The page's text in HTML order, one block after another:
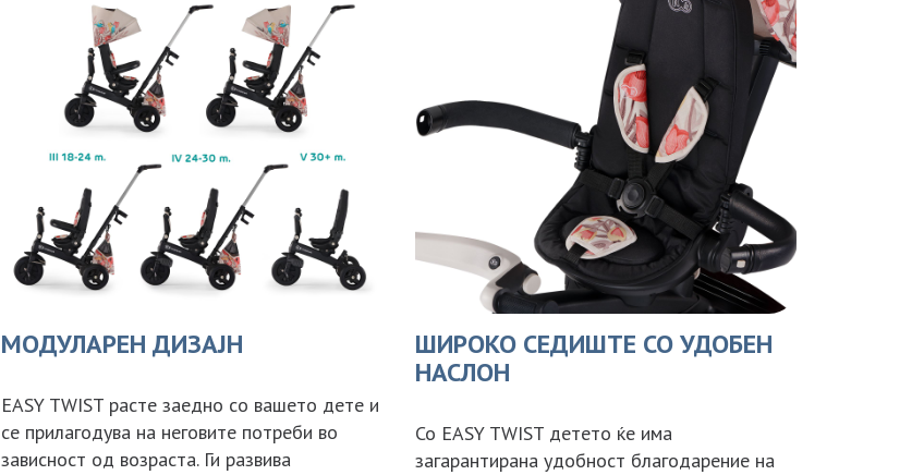
МОДУЛАРЕН ДИЗАЈН
EASY TWIST расте заедно со вашето дете и
се прилагодува на неговите потреби во
зависност од возраста. Ги развива
ШИРОКО СЕДИШТЕ СО УДОБЕН
НАСЛОН
Со EASY TWIST детето ќе има
загарантирана удобност благодарение на